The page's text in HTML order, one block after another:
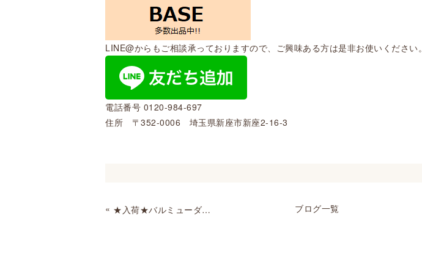
LINE@からもご相談承っておりますので、ご興味ある方は是非お使いください。
電話番号 0120-984-697
住所 〒352-0006 埼玉県新座市新座2-16-3
« ★入荷★バルミューダ 扇風機 The GreenFan EGF-1600 2019年製 ブログ一覧